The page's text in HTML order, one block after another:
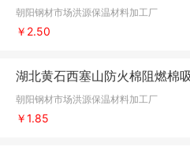
朝阳钢材市场洪源保温材料加工厂
￥2.50
湖北黄石西塞山防火棉阻燃棉
朝阳钢材市场洪源保温材料加工厂
￥1.85